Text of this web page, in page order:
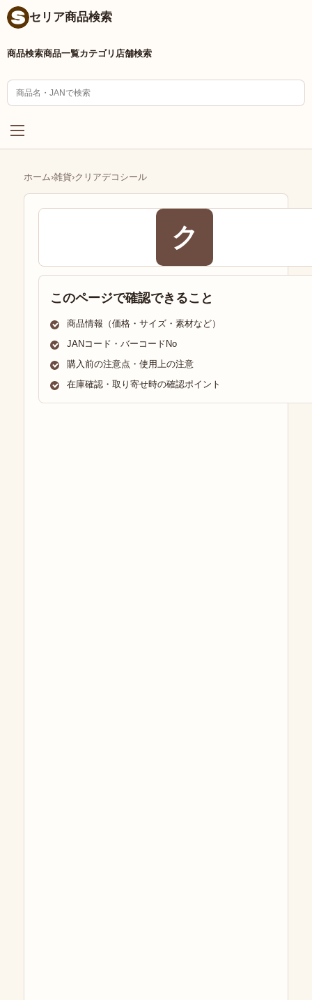
セリア商品検索
商品検索商品一覧カテゴリ 店舗検索
ホーム›雑貨›クリアデコシール
ク
このページで確認できること
商品情報（価格・サイズ・素材など）
JANコード・バーコードNo
購入前の注意点・使用上の注意
在庫確認・取り寄せ時の確認ポイント